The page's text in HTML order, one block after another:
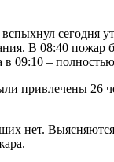
вспыхнул сегодня
В 08:40 пожар
09:10 –
привлечены 26
нет.